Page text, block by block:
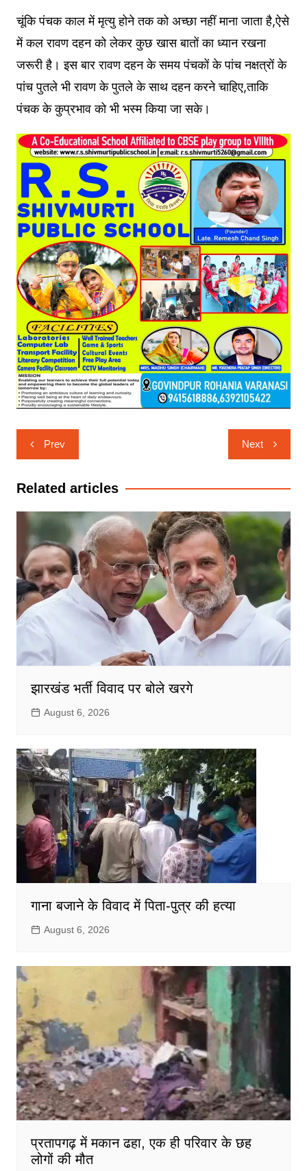
चूंकि पंचक काल में मृत्‍यु होने तक को अच्‍छा नहीं माना जाता है,ऐसे
में कल रावण दहन को लेकर कुछ खास बातों का ध्‍यान रखना
जरूरी है। इस बार रावण दहन के समय पंचकों के पांच नक्षत्रों के
पांच पुतले भी रावण के पुतले के साथ दहन करने चाहिए,ताकि
पंचक के कुप्रभाव को भी भस्म किया जा सके।
Post
navigation
Prev Next
Related articles
झारखंड भर्ती विवाद पर बोले खरगे
August 6, 2026
गाना बजाने के विवाद में पिता-पुत्र की हत्या
August 6, 2026
प्रतापगढ़ में मकान ढहा, एक ही परिवार के छह
लोगों की मौत